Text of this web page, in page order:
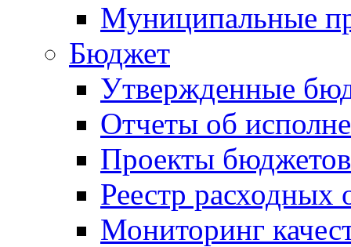
Муниципальные
Бюджет
Утвержденные
Отчеты об
Проекты бюджетов
Реестр расходных
Мониторинг